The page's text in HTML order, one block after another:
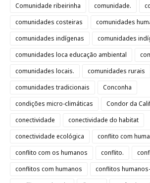
Comunidade ribeirinha
comunidade.
comunidades costeiras
comunidades
comunidades indígenas
comunidades
comunidades loca educação ambiental
comunidades locais.
comunidades rurais
comunidades tradicionais
Conconha
condições micro-climáticas
Condor da
conectividade
conectividade do habitat
conectividade ecológica
conflito com
conflito com os humanos
conflito.
conflitos com humanos
conflitos